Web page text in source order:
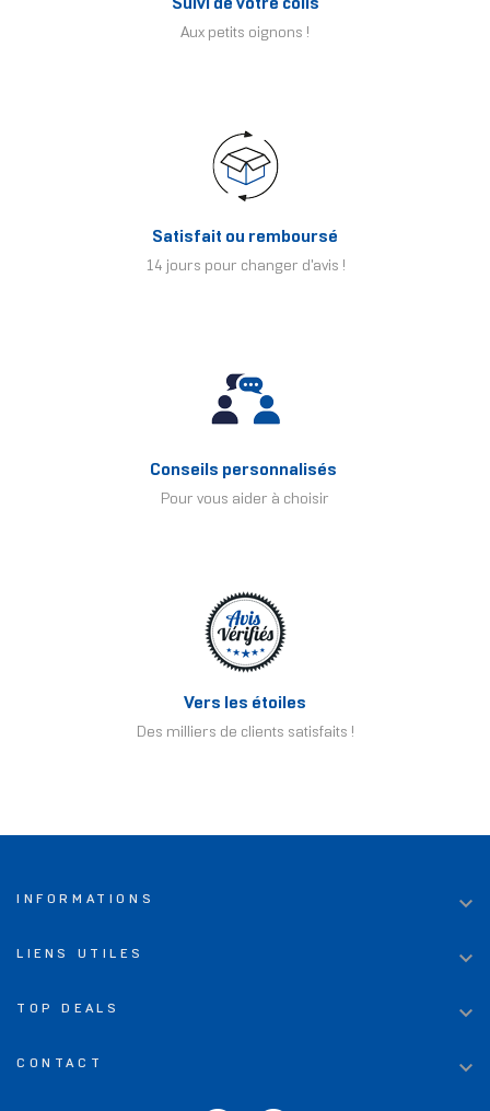
Suivi de votre colis
Aux petits oignons !
Satisfait ou remboursé
14 jours pour changer d'avis !
Conseils personnalisés
Pour vous aider à choisir
Vers les étoiles
Des milliers de clients satisfaits !
INFORMATIONS 
LIENS UTILES 
TOP DEALS 
CONTACT 